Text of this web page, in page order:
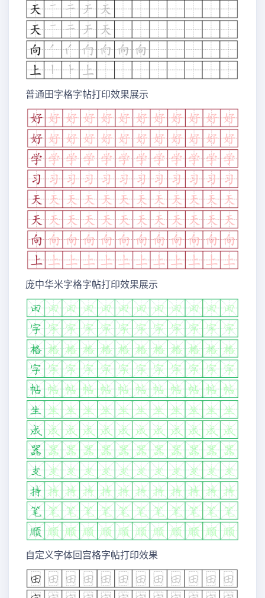
普通田字格字帖打印效果展示
庞中华米字格字帖打印效果展示
自定义字体回宫格字帖打印效果